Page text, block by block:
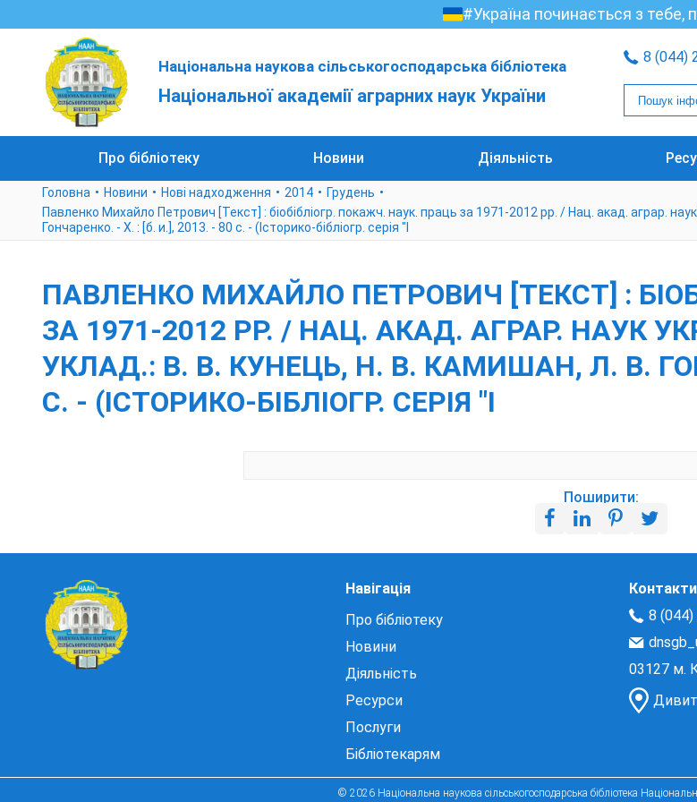
#Україна починається з тебе,
Національна наукова сільськогосподарська бібліотека
Національної академії аграрних наук України
8 (044)
Про бібліотеку Новини Діяльність
Головна Новини Нові надходження 2014
Грудень
Павленко Михайло Петрович [Текст] : біобібліогр. покажч. наук. праць за 1971-2012 рр. / Нац. акад. аграр.
Гончаренко. - Х. : [б. и.], 2013. - 80 с. - (Історико-бібліогр. серія "І
ПАВЛЕНКО МИХАЙЛО ПЕТРОВИЧ [ТЕКСТ] :
ЗА 1971-2012 РР. / НАЦ. АКАД. АГРАР. НАУК
УКЛАД.: В. В. КУНЕЦЬ, Н. В. КАМИШАН, Л. В.
С. - (ІСТОРИКО-БІБЛІОГР. СЕРІЯ "І
Поширити:
Навігація
Про бібліотеку
Новини
Діяльність
Ресурси
Послуги
Бібліотекарям
Контакти
8
03127 м.
© 2026 Національна наукова сільськогосподарська бібліотека